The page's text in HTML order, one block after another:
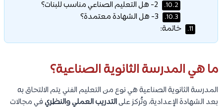
10.2.
10.3.
11. خاتمة:
ما هي المدرسة الثانوية الصناعية؟
المدرسة الثانوية الصناعية هي نوع من التعليم الفني يتم الالتحاق به
بعد الشهادة الإعدادية، وتُركز علىالتدريب العملي والنظريفي مجالات